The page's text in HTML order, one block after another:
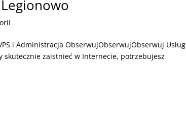
i Administracja ObserwujObserwujObserwuj
skutecznie zaistnieć w Internecie, potrzebujesz